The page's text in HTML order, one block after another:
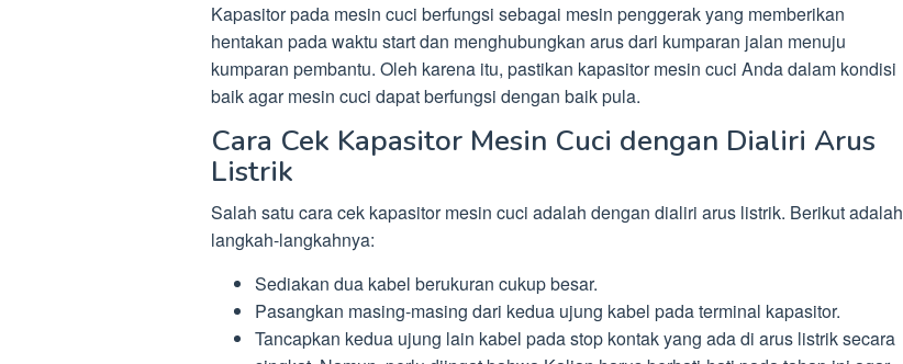
Kapasitor pada mesin cuci berfungsi sebagai mesin penggerak yang memberikan
hentakan pada waktu start dan menghubungkan arus dari kumparan jalan menuju
kumparan pembantu. Oleh karena itu, pastikan kapasitor mesin cuci Anda dalam kondisi
baik agar mesin cuci dapat berfungsi dengan baik pula.
Cara Cek Kapasitor Mesin Cuci dengan Dialiri Arus
Listrik
Salah satu cara cek kapasitor mesin cuci adalah dengan dialiri arus listrik. Berikut adalah
langkah-langkahnya:
Sediakan dua kabel berukuran cukup besar.
Pasangkan masing-masing dari kedua ujung kabel pada terminal kapasitor.
Tancapkan kedua ujung lain kabel pada stop kontak yang ada di arus listrik secara